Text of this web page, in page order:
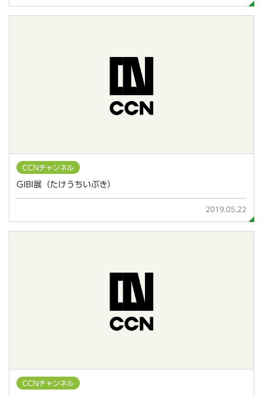
CCNチャンネル
GIBI展（たけうちいぶき）
2019.05.22
CCNチャンネル